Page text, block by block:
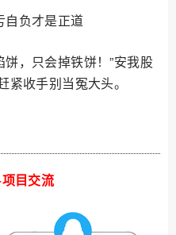
自负才是正道
，只会掉铁饼！”安我股
紧收手别当冤大头。
目交流